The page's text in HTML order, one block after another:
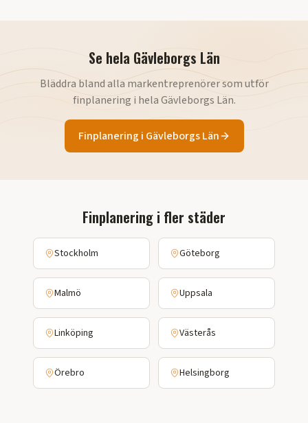
Se hela Gävleborgs Län
Bläddra bland alla markentreprenörer som utför
finplanering i helaGävleborgs Län.
Finplanering i Gävleborgs Län
Finplanering i fler städer
Stockholm Göteborg
Malmö Uppsala
Linköping Västerås
Örebro Helsingborg